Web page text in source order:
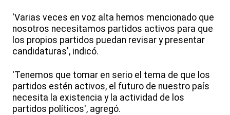
'Varias veces en voz alta hemos mencionado que
nosotros necesitamos partidos activos para que
los propios partidos puedan revisar y presentar
candidaturas', indicó.
'Tenemos que tomar en serio el tema de que los
partidos estén activos, el futuro de nuestro país
necesita la existencia y la actividad de los
partidos políticos', agregó.